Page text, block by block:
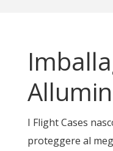
I Flight Cases
proteggere al